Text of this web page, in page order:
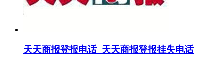
天天商报登报电话_天天商报登报挂失电话